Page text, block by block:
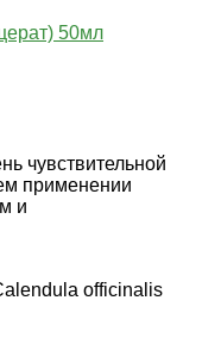
50мл
чувствительной
применении
и
officinalis